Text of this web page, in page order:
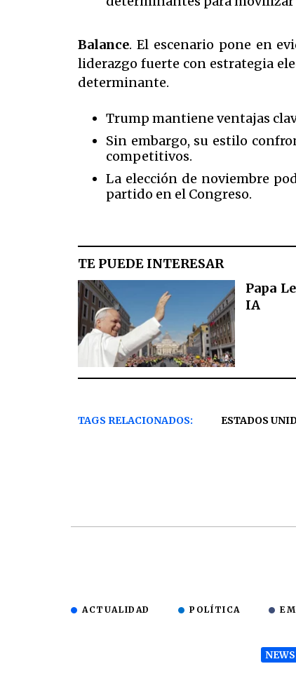
Balance. El escenario pone en
liderazgo fuerte con estrategia
determinante.
Trump mantiene ventajas
Sin embargo, su estilo
competitivos.
La elección de noviembre
partido en el Congreso.
TE PUEDE INTERESAR
Papa
IA
TAGS RELACIONADOS: ESTADOS
ACTUALIDAD POLÍTICA